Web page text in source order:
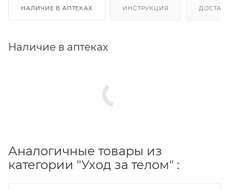
НАЛИЧИЕ В АПТЕКАХ ИНСТРУКЦИЯ
Наличие в аптеках
Аналогичные товары из
категории "Уход за телом" :